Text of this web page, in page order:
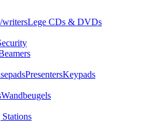
Lege CDs & DVDs
PresentersKeypads
Wandbeugels